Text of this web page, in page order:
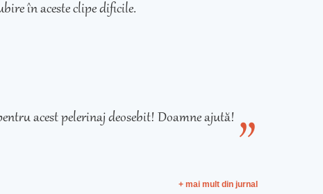
în aceste clipe dificile.
acest pelerinaj deosebit! Doamne ajută!
+ mai mult din jurnal